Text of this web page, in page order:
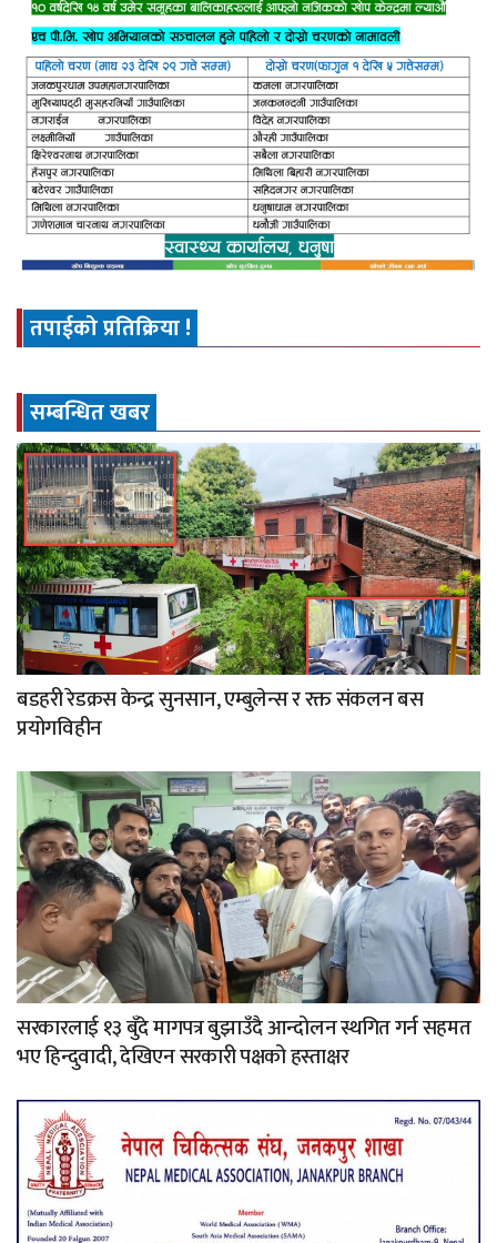
तपाईको प्रतिक्रिया !
सम्बन्धित खबर
बडहरी रेडक्रस केन्द्र सुनसान, एम्बुलेन्स र रक्त संकलन बस
प्रयोगविहीन
सरकारलाई १३ बुँदे मागपत्र बुझाउँदै आन्दोलन स्थगित गर्न सहमत
भए हिन्दुवादी, देखिएन सरकारी पक्षको हस्ताक्षर